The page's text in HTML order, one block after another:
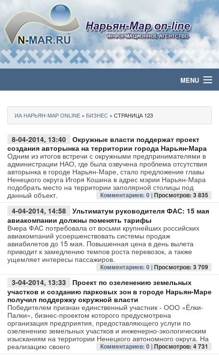
MENU
Политика
Бизнес
Общество
Культура
Медиа
Авто
Спорт
Контакты
ИА НАРЬЯН-МАР ONLINE » БИЗНЕС » СТРАНИЦА 123
8-04-2014, 13:40
Окружные власти поддержат проект
создания авторынка на территории города Нарьян-Мара
Одним из итогов встречи с окружными предпринимателями в
администрации НАО, где была озвучена проблема отсутствия
авторынка в городе Нарьян-Маре, стало предложение главы
Ненецкого округа Игоря Кошина в адрес мэрии Нарьян-Мара
подобрать место на территории заполярной столицы под
данный объект.
Комментариев: 0 |Просмотров: 3 835
4-04-2014, 14:58
Ультиматум руководителя ФАС: 15 мая
авиакомпании должны поменять тарифы
Вчера ФАС потребовала от восьми крупнейших российских
авиакомпаний усоершенствовать системы продаж
авиабилетов до 15 мая. Повышенная цена в день вылета
приводит к замедлению темпов роста перевозок, а также
ущемляет интересы пассажиров.
Комментариев: 0 |Просмотров: 3 709
3-04-2014, 13:33
​Проект по озеленению земельных
участков и созданию парковых зон в городе Нарьян-Маре
получил поддержку окружной власти
Победителем признан единственный участник - ООО «Ёлки-
Палки», бизнес-проектом которого предусмотрена
организация предприятия, предоставляющего услуги по
озеленению земельных участков и инженерно-экологическим
изысканиям на территории Ненецкого автономного округа. На
реализацию своего
Комментариев: 0 |Просмотров: 4 731